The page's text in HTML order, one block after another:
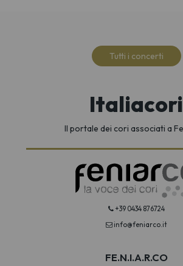
Tutti i concerti
Italiacori
Il portale dei cori associati a
+39 0434 876724
info@feniarco.it
FE.N.I.A.R.CO